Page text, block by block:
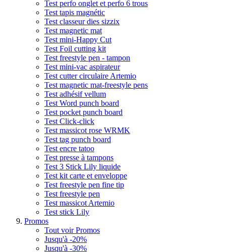
Test perfo onglet et perfo 6 trous
Test tapis magnétic
Test classeur dies sizzix
Test magnetic mat
Test mini-Happy Cut
Test Foil cutting kit
Test freestyle pen - tampon
Test mini-vac aspirateur
Test cutter circulaire Artemio
Test magnetic mat-freestyle pens
Test adhésif vellum
Test Word punch board
Test pocket punch board
Test Click-click
Test massicot rose WRMK
Test tag punch board
Test encre tatoo
Test presse à tampons
Test 3 Stick Lily liquide
Test kit carte et enveloppe
Test freestyle pen fine tip
Test freestyle pen
Test massicot Artemio
Test stick Lily
Promos
Tout voir Promos
Jusqu'à -20%
Jusqu'à -30%